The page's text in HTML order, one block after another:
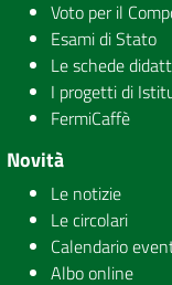
Voto per il
Esami di Stato
Le schede
I progetti di
FermiCaffè
Novità
Le notizie
Le circolari
Calendario
Albo online